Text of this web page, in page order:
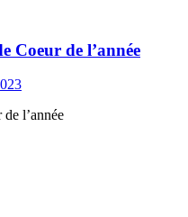
Coeur de l’année
l’année